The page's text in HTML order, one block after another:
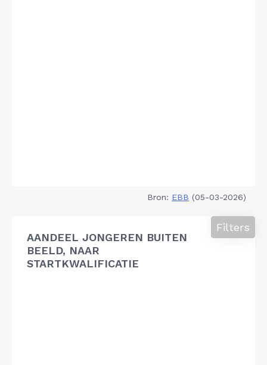
Bron: EBB (05-03-2026)
AANDEEL JONGEREN BUITEN
BEELD, NAAR
STARTKWALIFICATIE
Filters